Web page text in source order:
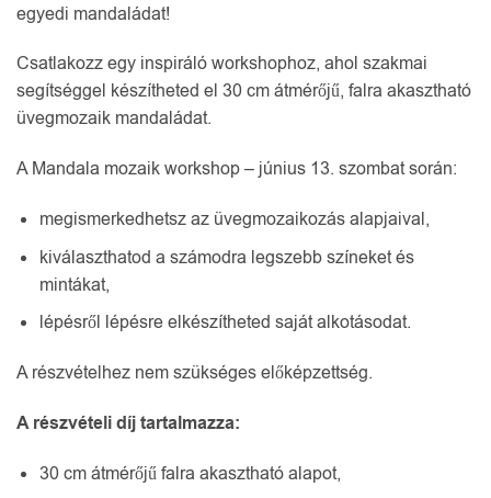
egyedi mandaládat!
Csatlakozz egy inspiráló workshophoz, ahol szakmai
segítséggel készítheted el 30 cm átmérőjű, falra akasztható
üvegmozaik mandaládat.
A Mandala mozaik workshop – június 13. szombat során:
megismerkedhetsz az üvegmozaikozás alapjaival,
kiválaszthatod a számodra legszebb színeket és
mintákat,
lépésről lépésre elkészítheted saját alkotásodat.
A részvételhez nem szükséges előképzettség.
A részvételi díj tartalmazza:
30 cm átmérőjű falra akasztható alapot,